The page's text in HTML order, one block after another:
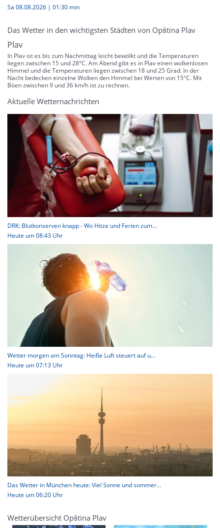
Sa 08.08.2026 | 01:30 min
Das Wetter in den wichtigsten Städten von Opština Plav
Plav
In Plav ist es bis zum Nachmittag leicht bewölkt und die Temperaturen
liegen zwischen 15 und 28°C. Am Abend gibt es in Plav einen wolkenlosen
Himmel und die Temperaturen liegen zwischen 18 und 25 Grad. In der
Nacht bedecken einzelne Wolken den Himmel bei Werten von 15°C. Mit
Böen zwischen 9 und 36 km/h ist zu rechnen.
Aktuelle Wetternachrichten
DRK: Blutkonserven knapp - Wo Hitze und Ferien zum...
Heute um 08:43 Uhr
Wetter morgen am Sonntag: Heiße Luft steuert auf u...
Heute um 07:13 Uhr
Das Wetter in München heute: Viel Sonne und sommer...
Heute um 06:20 Uhr
Wetterübersicht Opština Plav